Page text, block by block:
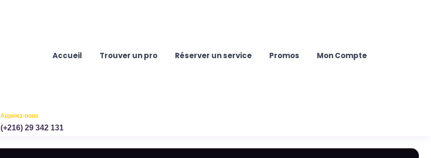
Accueil Trouver un pro Réserver un service Promos Mon Compte
Appelez-nous
(+216) 29 342 131